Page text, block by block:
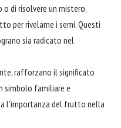
di risolvere un mistero,
per rivelarne i semi. Questi
sia radicato nel
rafforzano il significato
simbolo familiare e
l'importanza del frutto nella